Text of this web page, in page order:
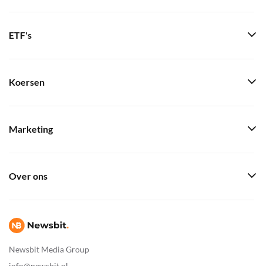
Newsbit Media Group
ETF's
Koersen
Marketing
Over ons